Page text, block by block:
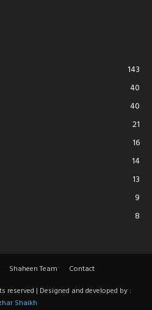
143
40
40
21
16
14
13
9
8
Shaheen Team
Contact
reserved | Designed and developed by :
Shaikh